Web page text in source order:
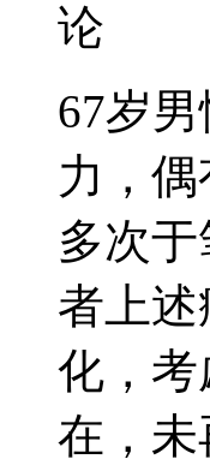
论
67岁
力，
多次
者上
化，
在，未